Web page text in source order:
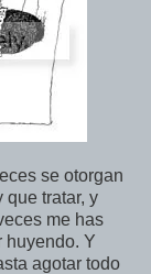
se otorgan
tratar, y
me has
huyendo. Y
agotar todo